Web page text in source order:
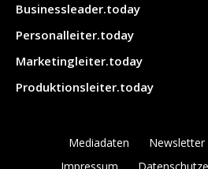
Businessleader.today
Personalleiter.today
Marketingleiter.today
Produktionsleiter.today
Mediadaten
Newsletter